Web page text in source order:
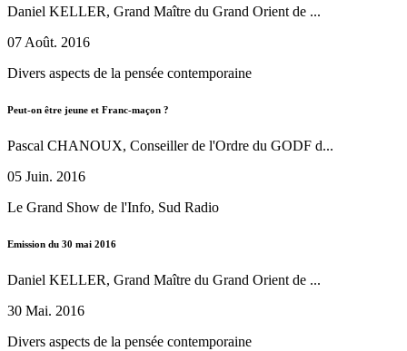
Daniel KELLER, Grand Maître du Grand Orient de ...
07 Août. 2016
Divers aspects de la pensée contemporaine
Peut-on être jeune et Franc-maçon ?
Pascal CHANOUX, Conseiller de l'Ordre du GODF d...
05 Juin. 2016
Le Grand Show de l'Info, Sud Radio
Emission du 30 mai 2016
Daniel KELLER, Grand Maître du Grand Orient de ...
30 Mai. 2016
Divers aspects de la pensée contemporaine